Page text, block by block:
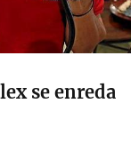
se enreda